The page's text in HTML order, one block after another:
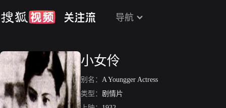
导航
小女伶
别名： A Youngger Actress
类型： 剧情片